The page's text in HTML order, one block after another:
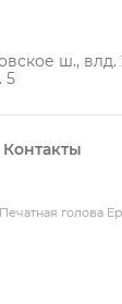
ш., влд.
5
Контакты
Печатная голова